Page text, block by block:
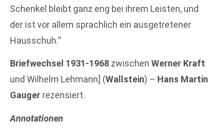
Schenkel bleibt ganz eng bei ihrem Leisten, und
der ist vor allem sprachlich ein ausgetretener
Hausschuh.“
Briefwechsel 1931-1968 zwischen Werner Kraft
und Wilhelm Lehmann] (Wallstein) – Hans Martin
Gauger rezensiert.
Annotationen